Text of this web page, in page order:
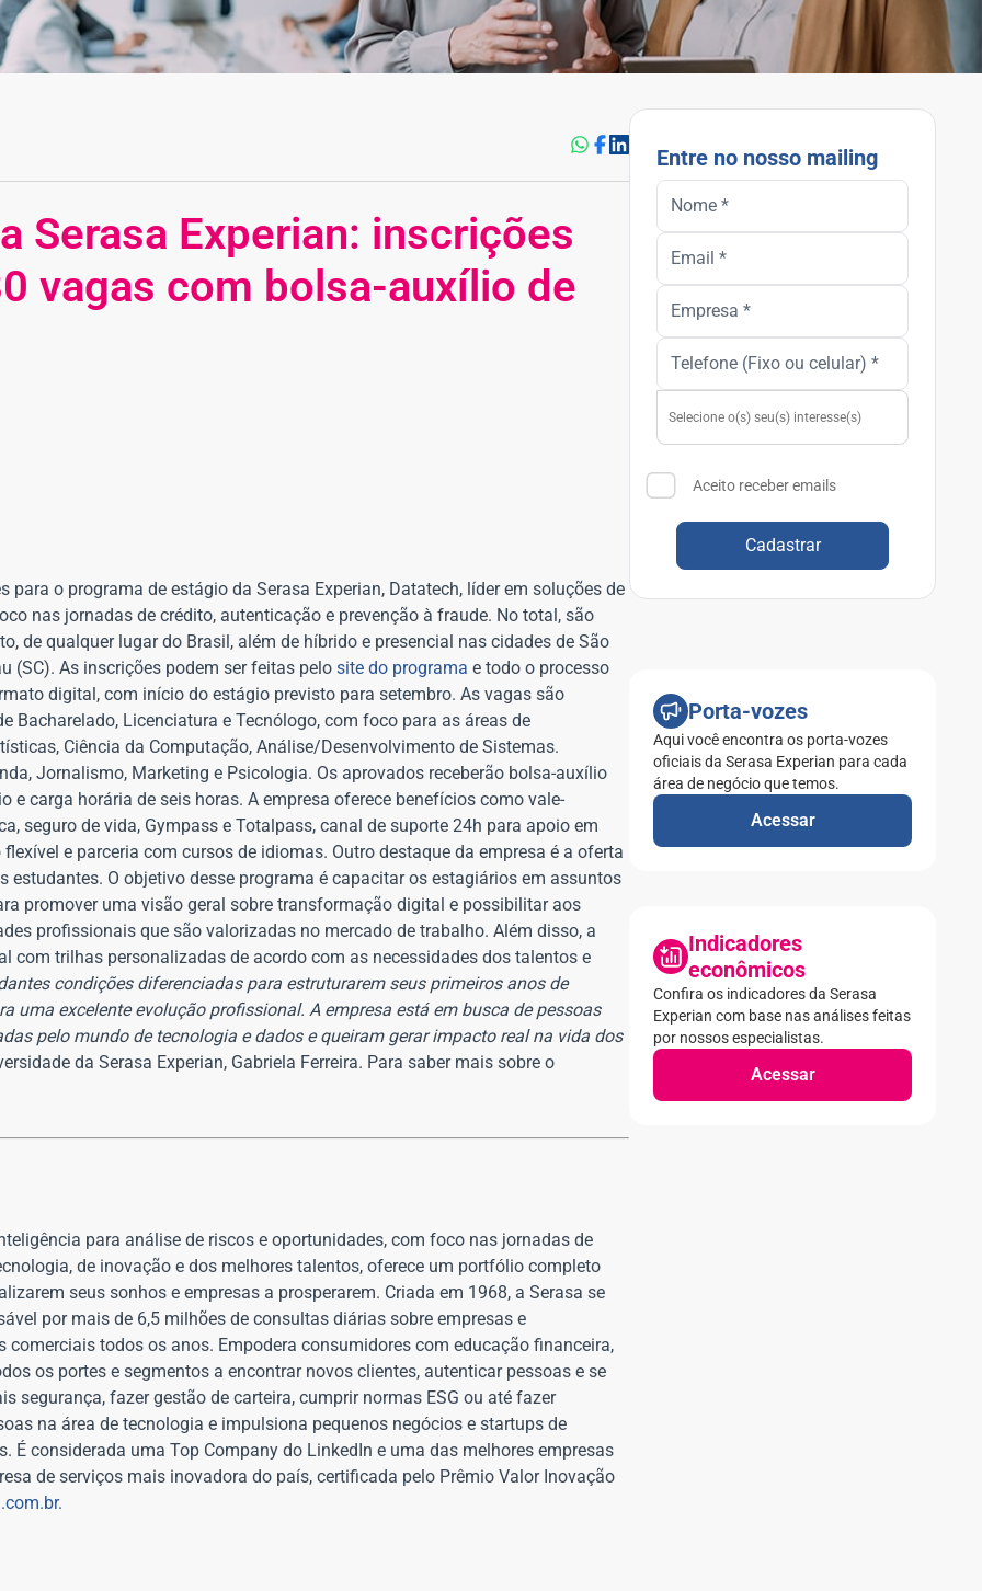
Serasa Experian: inscrições
vagas com bolsa-auxílio de
o programa de estágio da Serasa Experian, Datatech, líder em soluções de
nas jornadas de crédito, autenticação e prevenção à fraude. No total, são
de qualquer lugar do Brasil, além de híbrido e presencial nas cidades de São
(SC). As inscrições podem ser feitas pelo site do programa e todo o processo
digital, com início do estágio previsto para setembro. As vagas são
Bacharelado, Licenciatura e Tecnólogo, com foco para as áreas de
Ciência da Computação, Análise/Desenvolvimento de Sistemas.
Jornalismo, Marketing e Psicologia. Os aprovados receberão bolsa-auxílio
carga horária de seis horas. A empresa oferece benefícios como vale-
seguro de vida, Gympass e Totalpass, canal de suporte 24h para apoio em
e parceria com cursos de idiomas. Outro destaque da empresa é a oferta
O objetivo desse programa é capacitar os estagiários em assuntos
promover uma visão geral sobre transformação digital e possibilitar aos
profissionais que são valorizadas no mercado de trabalho. Além disso, a
trilhas personalizadas de acordo com as necessidades dos talentos e
condições diferenciadas para estruturarem seus primeiros anos de
uma excelente evolução profissional. A empresa está em busca de pessoas
pelo mundo de tecnologia e dados e queiram gerar impacto real na vida dos
da Serasa Experian, Gabriela Ferreira. Para saber mais sobre o
para análise de riscos e oportunidades, com foco nas jornadas de
de inovação e dos melhores talentos, oferece um portfólio completo
seus sonhos e empresas a prosperarem. Criada em 1968, a Serasa se
por mais de 6,5 milhões de consultas diárias sobre empresas e
todos os anos. Empodera consumidores com educação financeira,
os portes e segmentos a encontrar novos clientes, autenticar pessoas e se
segurança, fazer gestão de carteira, cumprir normas ESG ou até fazer
na área de tecnologia e impulsiona pequenos negócios e startups de
considerada uma Top Company do LinkedIn e uma das melhores empresas
de serviços mais inovadora do país, certificada pelo Prêmio Valor Inovação
Entre no nosso mailing
Aceito receber emails
Cadastrar
Porta-vozes
Aqui você encontra os porta-vozes
oficiais da Serasa Experian para cada
área de negócio que temos.
Acessar
Indicadores
econômicos
Confira os indicadores da Serasa
Experian com base nas análises feitas
por nossos especialistas.
Acessar